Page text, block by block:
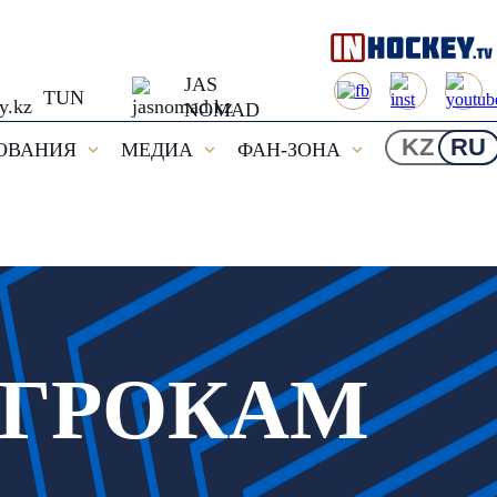
TUN
JAS
NOMAD
МЕДИА ФАН-ЗОНА KZ RU